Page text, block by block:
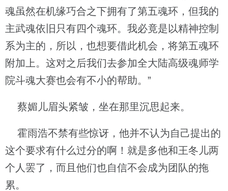
魂虽然在机缘巧合之下拥有了第五魂环，但我的
主武魂依旧只有四个魂环。我必竟是以精神控制
系为主的，所以，也想要借此机会，将第五魂环
附加上。这对之后我们去参加全大陆高级魂师学
院斗魂大赛也会有不小的帮助。”
蔡媚儿眉头紧皱，坐在那里沉思起来。
霍雨浩不禁有些惊讶，他并不认为自己提出的
这个要求有什么过分的啊！就是多他和王冬儿两
个人罢了，而且他们也自信不会成为团队的拖
累。